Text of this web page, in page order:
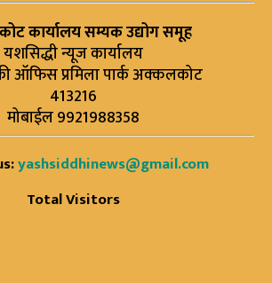
कार्यालय सम्यक उद्योग समूह
यशसिद्धी न्यूज कार्यालय
ऑफिस प्रमिला पार्क अक्कलकोट
413216
मोबाईल 9921988358
yashsiddhinews@gmail.com
Total Visitors